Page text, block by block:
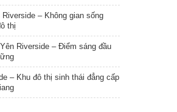
– Không gian sống
thị
Riverside – Điểm sáng đầu
– Khu đô thị sinh thái đẳng cấp